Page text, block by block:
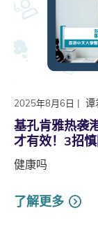
2025年8月6日 | 谭
基孔肯雅热袭
才有效！3招
健康吗
了解更多